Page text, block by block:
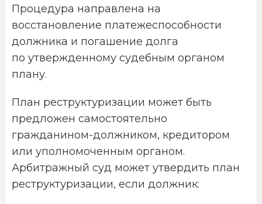
Процедура направлена на
восстановление платежеспособности
должника и погашение долга
по утвержденному судебным органом
плану.
План реструктуризации может быть
предложен самостоятельно
гражданином-должником, кредитором
или уполномоченным органом.
Арбитражный суд может утвердить план
реструктуризации, если должник: